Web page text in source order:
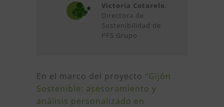
Victoria Cotarelo,
Directora de
Sostenibilidad de
PFS Grupo
En el marco del proyecto “Gijón
Sostenible: asesoramiento y
análisis personalizado en